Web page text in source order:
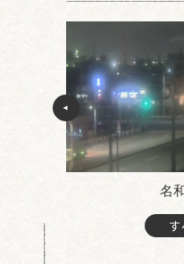
名
す